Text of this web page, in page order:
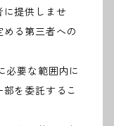
に提供しませ
る第三者への
必要な範囲内に
を委託するこ